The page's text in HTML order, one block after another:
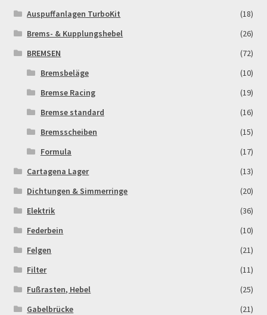
Order Failed
Pitbike Junior
Pitbikestrecken in Spanien – eine Rundreise und die
TOPstrecken
Registration
Rennserien-Veranstalter
Reset Password
Shop
Auspuffanlagen TurboKit
(18)
Brems- & Kupplungshebel
(26)
BREMSEN
(72)
Bremsbeläge
(10)
Bremse Racing
(19)
Bremse standard
(16)
Bremsscheiben
(15)
Formula
(17)
Cartagena Lager
(13)
Dichtungen & Simmerringe
(20)
Elektrik
(36)
Federbein
(10)
Felgen
(21)
Filter
(11)
Fußrasten, Hebel
(25)
Gabelbrücke
(21)